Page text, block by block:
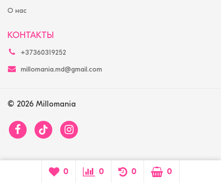
О нас
КОНТАКТЫ
+37360319252
millomania.md@gmail.com
© 2026 Millomania
0 0 0 0